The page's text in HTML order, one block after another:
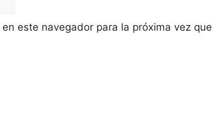
este navegador para la próxima vez que